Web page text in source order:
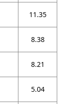
11.35
8.38
8.21
5.04